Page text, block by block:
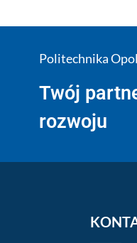
Politechnika
Twój
rozwoju